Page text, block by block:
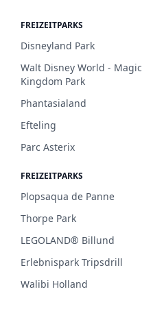
FREIZEITPARKS
Disneyland Park
Walt Disney World - Magic
Kingdom Park
Phantasialand
Efteling
Parc Asterix
FREIZEITPARKS
Plopsaqua de Panne
Thorpe Park
LEGOLAND® Billund
Erlebnispark Tripsdrill
Walibi Holland